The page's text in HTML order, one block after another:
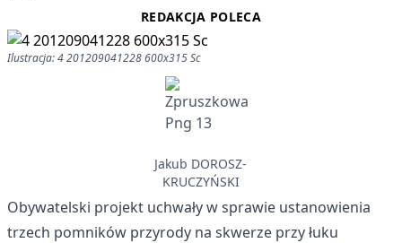
REDAKCJA POLECA
Ilustracja: 4 201209041228 600x315 Sc
Jakub DOROSZ-
KRUCZYŃSKI
Obywatelski projekt uchwały w sprawie ustanowienia
trzech pomników przyrody na skwerze przy łuku